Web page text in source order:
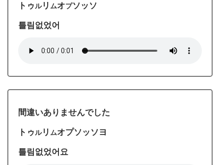
トゥルリ ムオプソッソ
틀림없었어
間違いありませんでした
トゥルリ ムオプソッソヨ
틀림없었어요